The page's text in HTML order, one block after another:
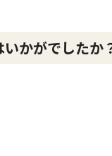
かがでしたか